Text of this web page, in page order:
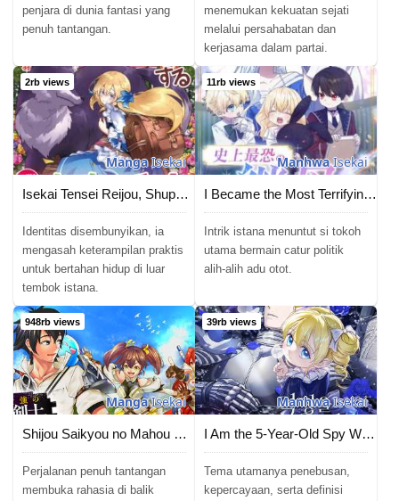
penjara di dunia fantasi yang
penuh tantangan.
menemukan kekuatan sejati
melalui persahabatan dan
kerjasama dalam partai.
2rb views
MangaIsekai
Isekai Tensei Reijou, Shuppon Suru
Identitas disembunyikan, ia
mengasah keterampilan praktis
untuk bertahan hidup di luar
tembok istana.
11rb views
ManhwaIsekai
I Became the Most Terrifying Stepmother in History?!
Intrik istana menuntut si tokoh
utama bermain catur politik
alih-alih adu otot.
948rb views
MangaIsekai
Shijou Saikyou no Mahou Kenshi, F Rank Boukensha ni Tensei Suru
Perjalanan penuh tantangan
membuka rahasia di balik
39rb views
ManhwaIsekai
I Am the 5-Year-Old Spy Who Kidnapped the Villain
Tema utamanya penebusan,
kepercayaan, serta definisi